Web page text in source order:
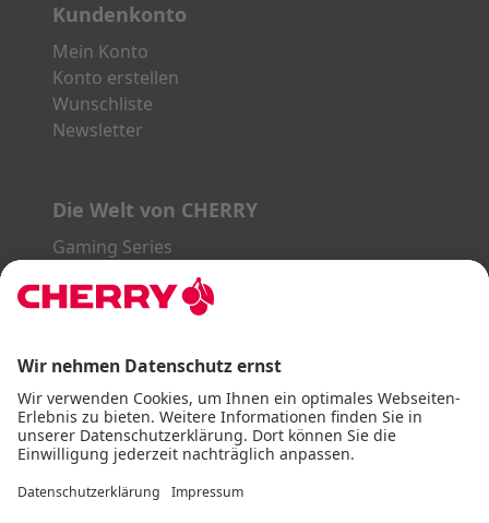
Kundenkonto
Mein Konto
Konto erstellen
Wunschliste
Newsletter
Die Welt von CHERRY
Gaming Series
SLIM Line
Unsere Partner:
PayPal Visa MastercardAmerican Express
DHL